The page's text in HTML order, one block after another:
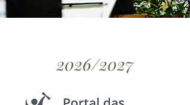
2026/2027